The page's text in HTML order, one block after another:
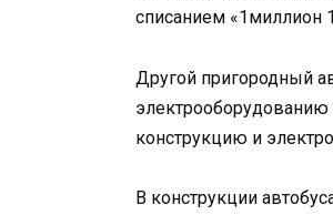
списанием «1миллион
Другой пригородный
электрооборудованию
конструкцию и
В конструкции